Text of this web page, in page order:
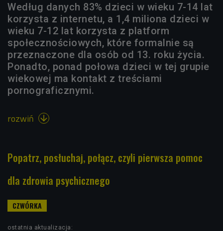
Według danych 83% dzieci w wieku 7-14 lat
korzysta z internetu, a 1,4 miliona dzieci w
wieku 7-12 lat korzysta z platform
społecznościowych, które formalnie są
przeznaczone dla osób od 13. roku życia.
Ponadto, ponad połowa dzieci w tej grupie
wiekowej ma kontakt z treściami
pornograficznymi.
rozwiń 
Popatrz, posłuchaj, połącz, czyli pierwsza pomoc
dla zdrowia psychicznego
ostatnia aktualizacja: